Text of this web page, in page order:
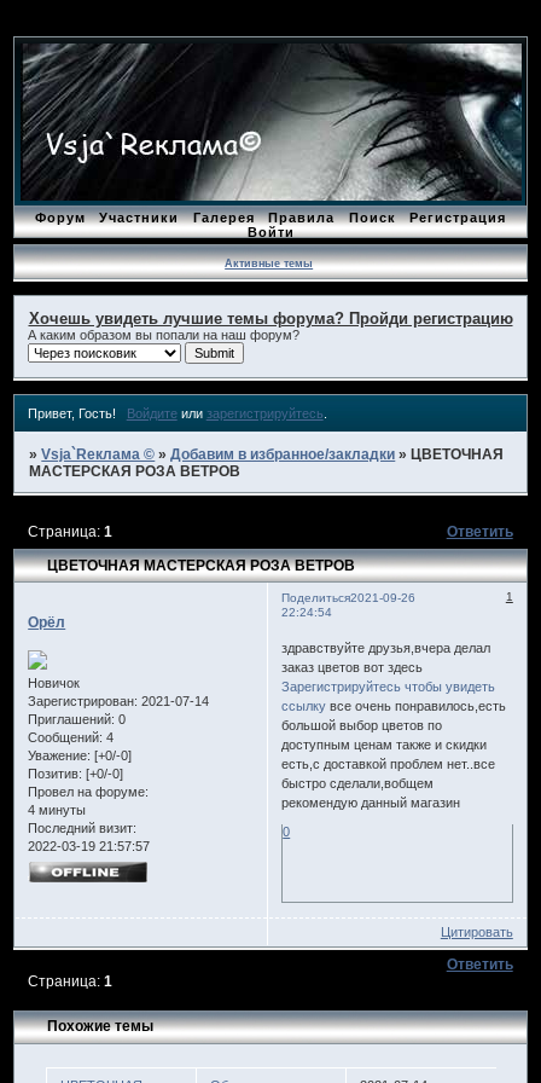
Форум Участники Галерея Правила Поиск
Регистрация
Войти
Активные темы
Хочешь увидеть лучшие темы форума? Пройди регистрацию
А каким образом вы попали на наш форум?
Привет, Гость! Войдитеили зарегистрируйтесь
»Vsja`Rеклама © »Добавим в избранное/закладки » ЦВЕТОЧНАЯ
МАСТЕРСКАЯ РОЗА ВЕТРОВ
ЦВЕТОЧНАЯ МАСТЕРСКАЯ РОЗА ВЕТРОВ
Страница:1 Ответить
Поделиться 1
2021-09-26
22:24:54
Орёл
Новичок
Зарегистрирован: 2021-07-14
Приглашений: 0
Сообщений: 4
Уважение: [+0/-0]
Позитив: [+0/-0]
Провел на форуме:
4 минуты
Последний визит:
2022-03-19 21:57:57
здравствуйте друзья,вчера делал
заказ цветов вот здесь
Зарегистрируйтесь чтобы увидеть
ссылку все очень понравилось,есть
большой выбор цветов по
доступным ценам также и скидки
есть,с доставкой проблем нет..все
быстро сделали,вобщем
рекомендую данный магазин
0
Цитировать
Ответить
Страница:1
Похожие темы